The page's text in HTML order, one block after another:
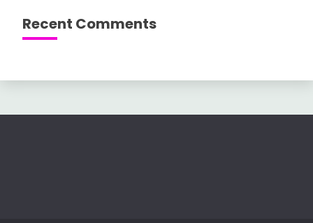
Recent Comments